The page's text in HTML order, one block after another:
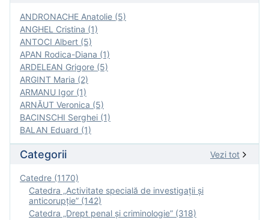
ANDRONACHE Anatolie (5)
ANGHEL Cristina (1)
ANTOCI Albert (5)
APAN Rodica-Diana (1)
ARDELEAN Grigore (5)
ARGINT Maria (2)
ARMANU Igor (1)
ARNĂUT Veronica (5)
BACINSCHI Serghei (1)
BALAN Eduard (1)
Categorii Vezi tot
Catedre (1170)
Catedra „Activitate specială de investigaţii şi
anticorupție” (142)
Catedra „Drept penal și criminologie” (318)